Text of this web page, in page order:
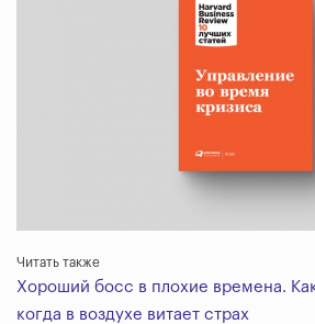
Читать также
Хороший босс в плохие времена.
когда в воздухе витает страх